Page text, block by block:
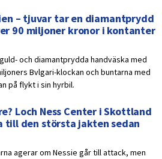
– tjuvar tar en diamantprydd
90 miljoner kronor i kontanter
och diamantprydda handväska med
Bvlgari-klockan och buntarna med
på flykt i sin hyrbil.
Loch Ness Center i Skottland
den största jakten sedan
agerar om Nessie går till attack, men